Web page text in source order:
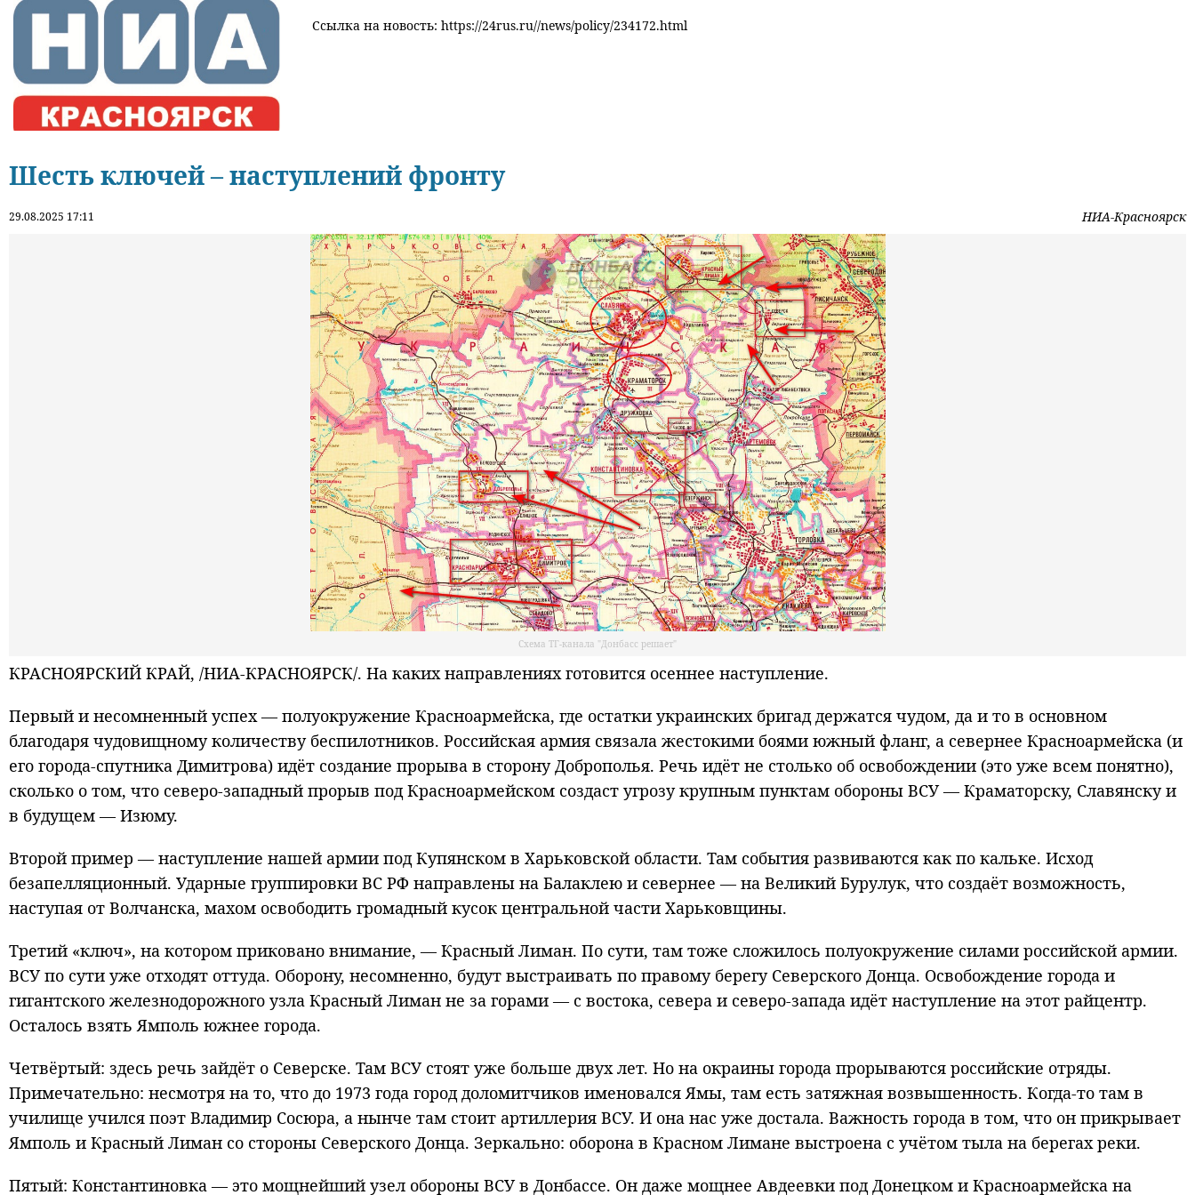
Ссылка на новость: https://24rus.ru//news/policy/234172.html
Шесть ключей – наступлений фронту
29.08.2025 17:11 НИА-Красноярск
Схема ТГ-канала "Донбасс решает"
КРАСНОЯРСКИЙ КРАЙ, /НИА-КРАСНОЯРСК/. На каких направлениях готовится осеннее наступление.
Первый и несомненный успех — полуокружение Красноармейска, где остатки украинских бригад держатся чудом, да и то в основном
благодаря чудовищному количеству беспилотников. Российская армия связала жестокими боями южный фланг, а севернее Красноармейска (и
его города-спутника Димитрова) идёт создание прорыва в сторону Доброполья. Речь идёт не столько об освобождении (это уже всем понятно),
сколько о том, что северо-западный прорыв под Красноармейском создаст угрозу крупным пунктам обороны ВСУ — Краматорску, Славянску и
в будущем — Изюму.
Второй пример — наступление нашей армии под Купянском в Харьковской области. Там события развиваются как по кальке. Исход
безапелляционный. Ударные группировки ВС РФ направлены на Балаклею и севернее — на Великий Бурулук, что создаёт возможность,
наступая от Волчанска, махом освободить громадный кусок центральной части Харьковщины.
Третий «ключ», на котором приковано внимание, — Красный Лиман. По сути, там тоже сложилось полуокружение силами российской армии.
ВСУ по сути уже отходят оттуда. Оборону, несомненно, будут выстраивать по правому берегу Северского Донца. Освобождение города и
гигантского железнодорожного узла Красный Лиман не за горами — с востока, севера и северо-запада идёт наступление на этот райцентр.
Осталось взять Ямполь южнее города.
Четвёртый: здесь речь зайдёт о Северске. Там ВСУ стоят уже больше двух лет. Но на окраины города прорываются российские отряды.
Примечательно: несмотря на то, что до 1973 года город доломитчиков именовался Ямы, там есть затяжная возвышенность. Когда-то там в
училище учился поэт Владимир Сосюра, а нынче там стоит артиллерия ВСУ. И она нас уже достала. Важность города в том, что он прикрывает
Ямполь и Красный Лиман со стороны Северского Донца. Зеркально: оборона в Красном Лимане выстроена с учётом тыла на берегах реки.
Пятый: Константиновка — это мощнейший узел обороны ВСУ в Донбассе. Он даже мощнее Авдеевки под Донецком и Красноармейска на